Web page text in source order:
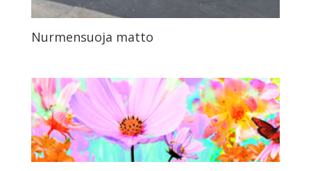
Nurmensuoja matto